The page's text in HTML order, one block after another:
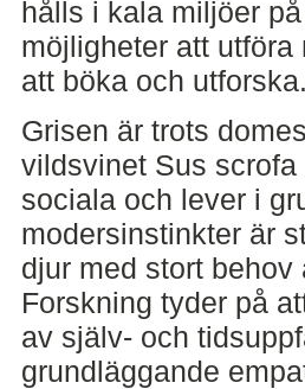
hålls i kala miljöer
möjligheter att
att böka och
Grisen är trots
vildsvinet Sus
sociala och lever i
modersinstinkter är
djur med stort
Forskning tyder på
av själv- och
grundläggande